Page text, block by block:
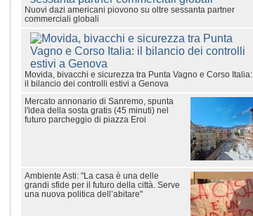
Nuovi dazi americani piovono su oltre sessanta partner
commerciali globali
Movida, bivacchi e sicurezza tra Punta Vagno e Corso Italia:
il bilancio dei controlli estivi a Genova
Mercato annonario di Sanremo, spunta
l'idea della sosta gratis (45 minuti) nel
futuro parcheggio di piazza Eroi
Ambiente Asti: "La casa è una delle
grandi sfide per il futuro della città. Serve
una nuova politica dell’abitare"